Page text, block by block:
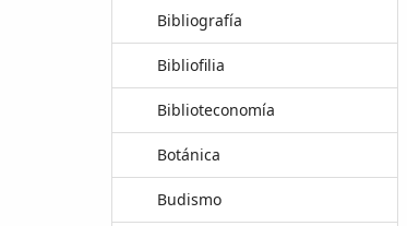
Bibliografía
Bibliofilia
Biblioteconomía
Botánica
Budismo